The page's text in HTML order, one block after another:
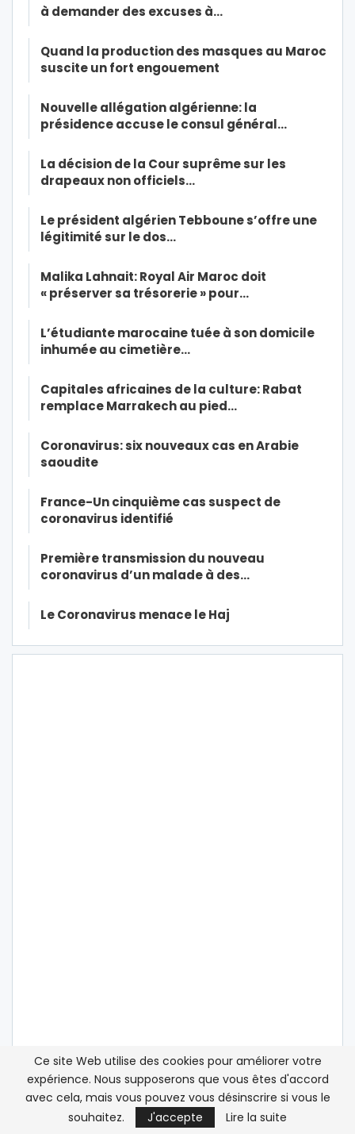
à demander des excuses à…
Quand la production des masques au Maroc
suscite un fort engouement
Nouvelle allégation algérienne: la
présidence accuse le consul général…
La décision de la Cour suprême sur les
drapeaux non officiels…
Le président algérien Tebboune s’offre une
légitimité sur le dos…
Malika Lahnait: Royal Air Maroc doit
« préserver sa trésorerie » pour…
L’étudiante marocaine tuée à son domicile
inhumée au cimetière…
Capitales africaines de la culture: Rabat
remplace Marrakech au pied…
Coronavirus: six nouveaux cas en Arabie
saoudite
France-Un cinquième cas suspect de
coronavirus identifié
Première transmission du nouveau
coronavirus d’un malade à des…
Le Coronavirus menace le Haj
ATLASINFO SUR LES RÉSEAUX SOCIAUX
Ce site Web utilise des cookies pour améliorer votre
expérience. Nous supposerons que vous êtes d'accord
avec cela, mais vous pouvez vous désinscrire si vous le
souhaitez.
J'accepte Lire la suite